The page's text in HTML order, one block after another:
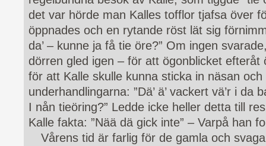
det var hörde man Kalles tofflor tjafsa över
öppnades och en rytande röst lät sig
da’ – kunne ja få tie öre?” Om ingen
dörren gled igen – för att ögonblicket efteråt
för att Kalle skulle kunna sticka in näsan
underhandlingarna: ”Dä’ ä’ vackert vä’r i da
I nån tieöring?” Ledde icke heller detta till
Kalle fakta: ”Nää dä gick inte” – Varpå han
Vårens tid är farlig för de gamla och